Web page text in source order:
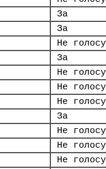
За
За
Не
За
Не
Не
Не
За
Не
Не
Не